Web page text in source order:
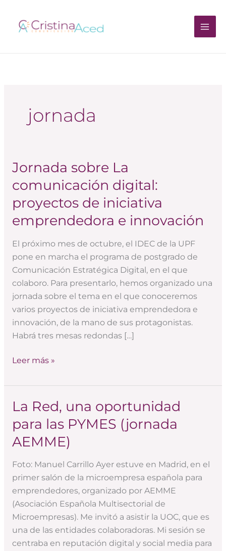
contenido
jornada
Jornada sobre La
comunicación digital:
proyectos de iniciativa
emprendedora e innovación
El próximo mes de octubre, el IDEC de la UPF
pone en marcha el programa de postgrado de
Comunicación Estratégica Digital, en el que
colaboro. Para presentarlo, hemos organizado una
jornada sobre el tema en el que conoceremos
varios proyectos de iniciativa emprendedora e
innovación, de la mano de sus protagonistas.
Habrá tres mesas redondas […]
Jornada
La
comunicación
digital:
proyectos
de
iniciativa
emprendedora
e
innovación
Leer más »
La Red, una oportunidad
para las PYMES (jornada
AEMME)
Foto: Manuel Carrillo Ayer estuve en Madrid, en el
primer salón de la microempresa española para
emprendedores, organizado por AEMME
(Asociación Española Multisectorial de
Microempresas). Me invitó a asistir la UOC, que es
una de las entidades colaboradoras. Mi sesión se
centraba en reputación digital y social media para
La
una
oportunidad
las
PYMES
(jornada
AEMME)